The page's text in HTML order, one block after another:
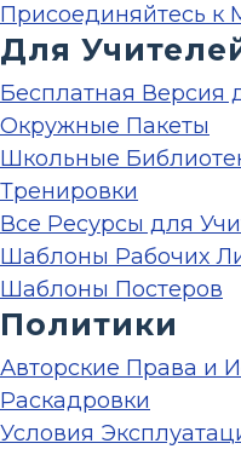
Присоединяйтесь к
Для
Бесплатная Версия
Окружные Пакеты
Школьные
Тренировки
Все Ресурсы для
Шаблоны Рабочих
Шаблоны Постеров
Политики
Авторские Права и
Раскадровки
Условия